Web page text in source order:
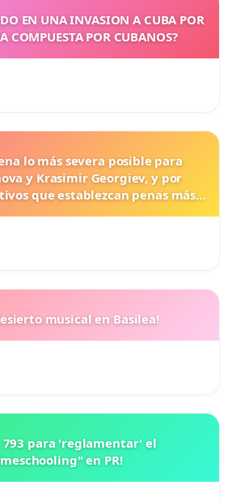
EN UNA INVASION A CUBA POR
COMPUESTA POR CUBANOS?
lo más severa posible para
y Krasimir Georgiev, y por
que establezcan penas más
musical en Basilea!
793 para 'reglamentar' el
en PR!